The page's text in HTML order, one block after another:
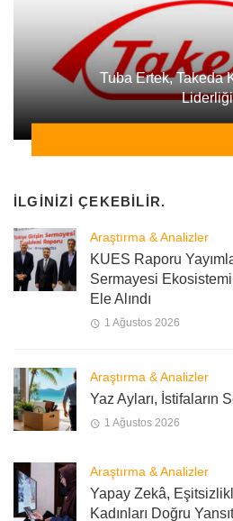
Tuba Ertek, Takeda
İLGINIZI ÇEKEBILIR.
Araştırma & Analizler
KUES Raporu
Sermayesi
Ele Alındı
1 Ağustos 2026
Araştırma & Analizler
Yaz Ayları, İstifaların
1 Ağustos 2026
Araştırma & Analizler
Yapay Zekâ,
Kadınları Doğru